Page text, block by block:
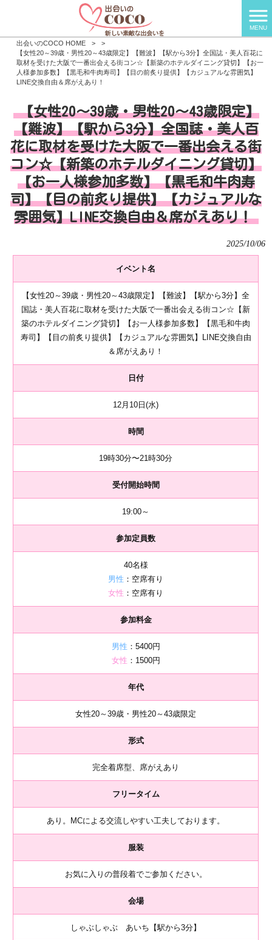
MENU
出会いのCOCO HOME >
>
【女性20～39歳・男性20～43歳限定】【難波】【駅から3分】全国誌・美人百花に
取材を受けた大阪で一番出会える街コン☆【新築のホテルダイニング貸切】【お一
人様参加多数】【黒毛和牛肉寿司】【目の前炙り提供】【カジュアルな雰囲気】
LINE交換自由＆席がえあり！
【女性20～39歳・男性20～43歳限定】
【難波】【駅から3分】全国誌・美人百
花に取材を受けた大阪で一番出会える街
コン☆【新築のホテルダイニング貸切】
【お一人様参加多数】【黒毛和牛肉寿
司】【目の前炙り提供】【カジュアルな
雰囲気】LINE交換自由＆席がえあり！
2025/10/06
イベント名
【女性20～39歳・男性20～43歳限定】【難波】【駅から3分】全
国誌・美人百花に取材を受けた大阪で一番出会える街コン☆【新
築のホテルダイニング貸切】【お一人様参加多数】【黒毛和牛肉
寿司】【目の前炙り提供】【カジュアルな雰囲気】LINE交換自由
＆席がえあり！
日付
12月10日(水)
時間
19時30分〜21時30分
受付開始時間
19:00～
参加定員数
40名様
男性 ：空席有り
女性 ：空席有り
参加料金
男性 ：5400円
女性 ：1500円
年代
女性20～39歳・男性20～43歳限定
形式
完全着席型、席がえあり
フリータイム
あり。MCによる交流しやすい工夫しております。
服装
お気に入りの普段着でご参加ください。
会場
しゃぶしゃぶ あいち【駅から3分】